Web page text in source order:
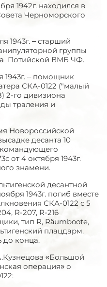
1942г. находился в
Черноморского
1943г. – старший
группы
Потийской ВМБ ЧФ.
1943г. – помощник
СКА-0122 ("малый
2-го дивизиона
траления и
Новороссийской
десанта 10
командующего
от 4 октября 1943г.
знамени.
десантной
1943г. погиб вместе
СКА-0122 с 5
R-207, R-216
тип R, Räumboote,
плацдарм.
до конца.
«Большой
операция» о